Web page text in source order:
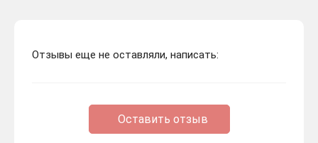
Отзывы еще не оставляли, написать:
Оставить отзыв